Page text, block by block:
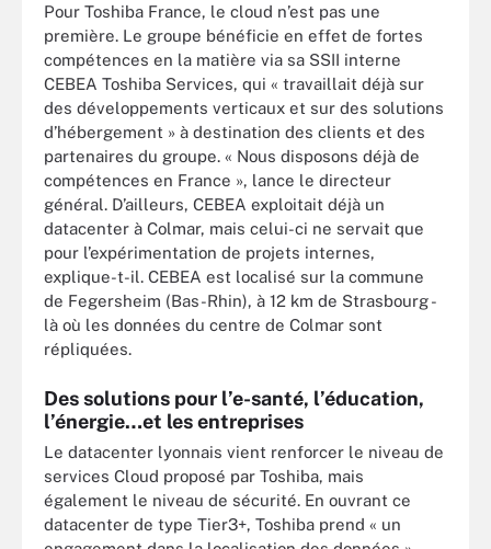
Pour Toshiba France, le cloud n’est pas une
première. Le groupe bénéficie en effet de fortes
compétences en la matière via sa SSII interne
CEBEA Toshiba Services, qui « travaillait déjà sur
des développements verticaux et sur des solutions
d’hébergement » à destination des clients et des
partenaires du groupe. « Nous disposons déjà de
compétences en France », lance le directeur
général. D’ailleurs, CEBEA exploitait déjà un
datacenter à Colmar, mais celui-ci ne servait que
pour l’expérimentation de projets internes,
explique-t-il. CEBEA est localisé sur la commune
de Fegersheim (Bas-Rhin), à 12 km de Strasbourg -
là où les données du centre de Colmar sont
répliquées.
Des solutions pour l’e-santé, l’éducation,
l’énergie…et les entreprises
Le datacenter lyonnais vient renforcer le niveau de
services Cloud proposé par Toshiba, mais
également le niveau de sécurité. En ouvrant ce
datacenter de type Tier3+, Toshiba prend « un